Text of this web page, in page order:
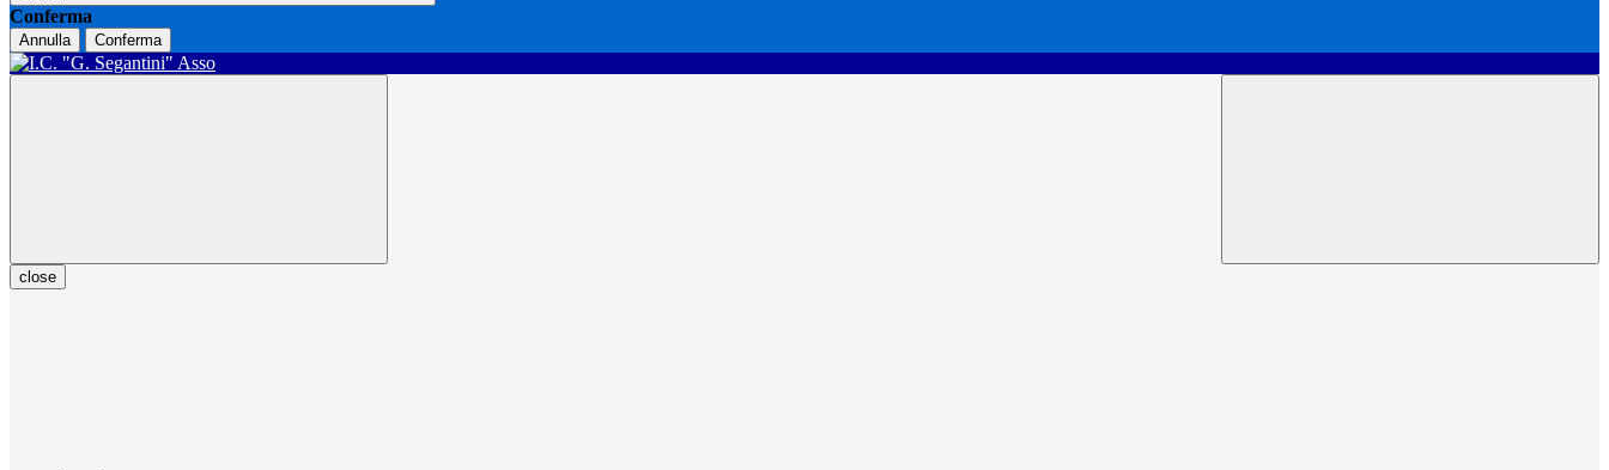
Conferma
Annulla Conferma
close